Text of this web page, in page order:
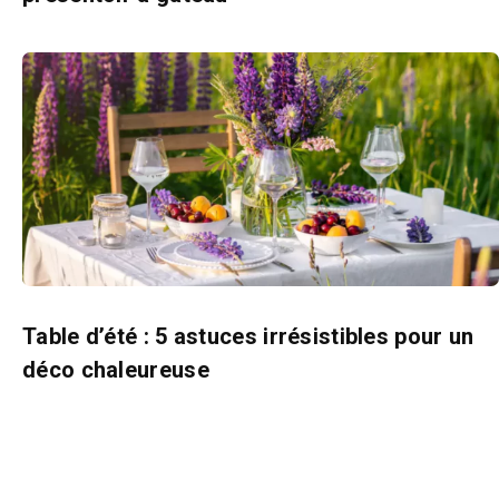
Table d’été : 5 astuces irrésistibles pour un
déco chaleureuse